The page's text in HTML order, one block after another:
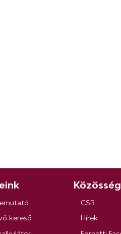
kereső
Közösség
CSR
Hírek